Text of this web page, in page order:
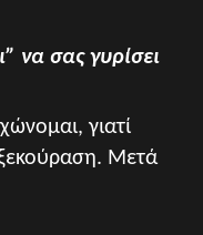
να σας γυρίσει
γιατί
ξεκούραση. Μετά